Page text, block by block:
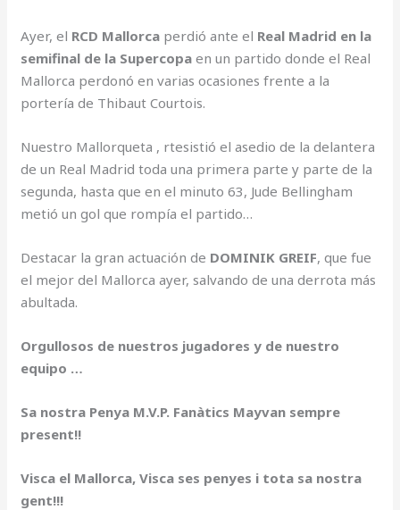
Ayer, el RCD Mallorca perdió ante el Real Madrid en la
semifinal de la Supercopaen un partido donde el Real
Mallorca perdonó en varias ocasiones frente a la
portería de Thibaut Courtois.
Nuestro Mallorqueta , rtesistió el asedio de la delantera
de un Real Madrid toda una primera parte y parte de la
segunda, hasta que en el minuto 63, Jude Bellingham
metió un gol que rompía el partido…
Destacar la gran actuación de DOMINIK GREIF, que fue
el mejor del Mallorca ayer, salvando de una derrota más
abultada.
Orgullosos de nuestros jugadores y de nuestro
equipo …
Sa nostra Penya M.V.P. Fanàtics Mayvan sempre
present!!
Visca el Mallorca, Visca ses penyes i tota sa nostra
gent!!!